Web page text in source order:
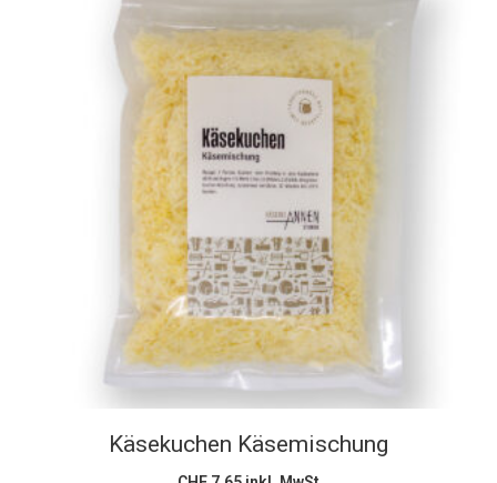
In den Warenkorb
Käsekuchen Käsemischung